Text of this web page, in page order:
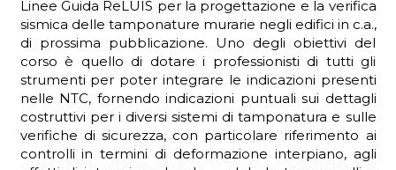
Linee Guida ReLUIS per la progettazione e la verifica
sismica delle tamponature murarie negli edifici in c.a.,
di prossima pubblicazione. Uno degli obiettivi del
corso è quello di dotare i professionisti di tutti gli
strumenti per poter integrare le indicazioni presenti
nelle NTC, fornendo indicazioni puntuali sui dettagli
costruttivi per i diversi sistemi di tamponatura e sulle
verifiche di sicurezza, con particolare riferimento ai
controlli in termini di deformazione interpiano, agli